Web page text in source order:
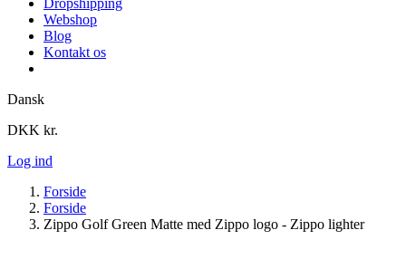
Dropshipping
Webshop
Blog
Kontakt os
Dansk
DKK kr.
Log ind
Forside
Forside
Zippo Golf Green Matte med Zippo logo - Zippo lighter